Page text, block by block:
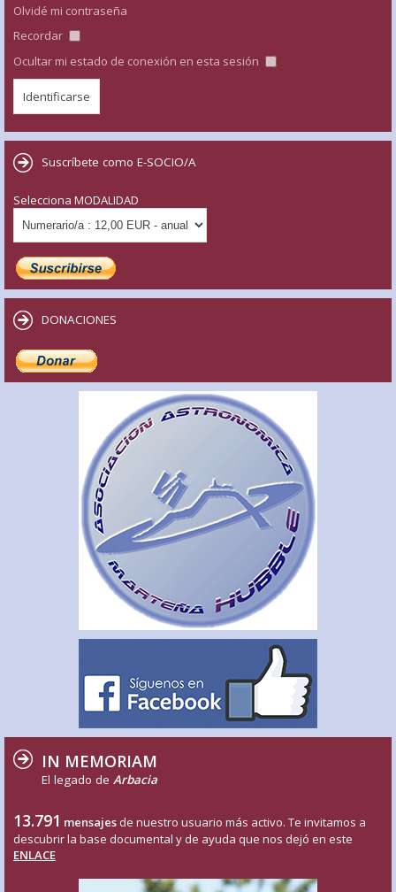
Olvidé mi contraseña
Recordar
Ocultar mi estado de conexión en esta sesión
Suscríbete como E-SOCIO/A
Selecciona MODALIDAD
DONACIONES
IN MEMORIAM
El legado de Arbacia
13.791 mensajes de nuestro usuario más activo. Te invitamos a
descubrir la base documental y de ayuda que nos dejó en este
ENLACE